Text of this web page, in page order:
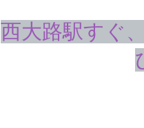
西大路駅すぐ